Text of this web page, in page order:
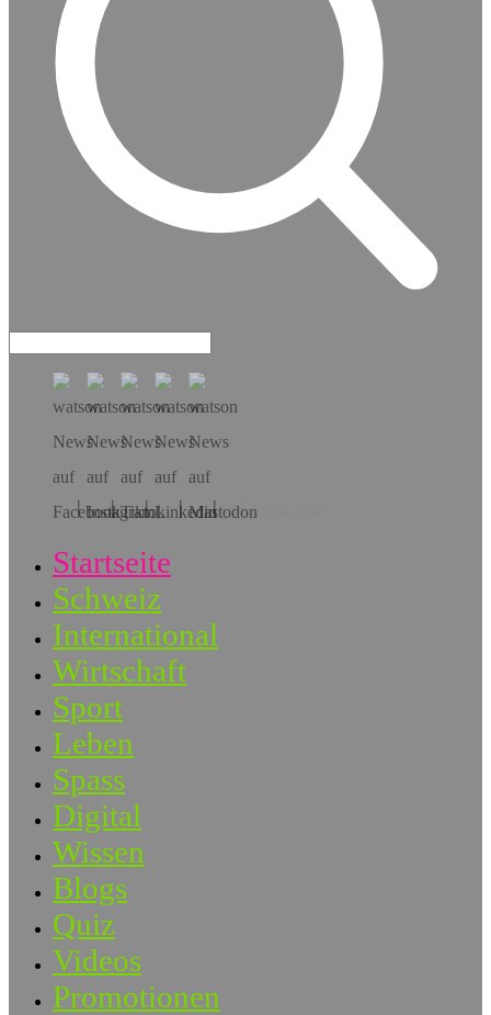
Hol dir die App!
Startseite
Schweiz
International
Wirtschaft
Sport
Leben
Spass
Digital
Wissen
Blogs
Quiz
Videos
Promotionen